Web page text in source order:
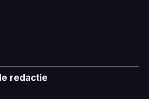
redactie